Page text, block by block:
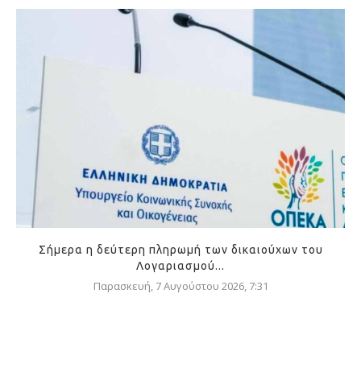
Σήμερα η δεύτερη πληρωμή των δικαιούχων του
Λογαριασμού...
Παρασκευή, 7 Αυγούστου 2026, 7:31